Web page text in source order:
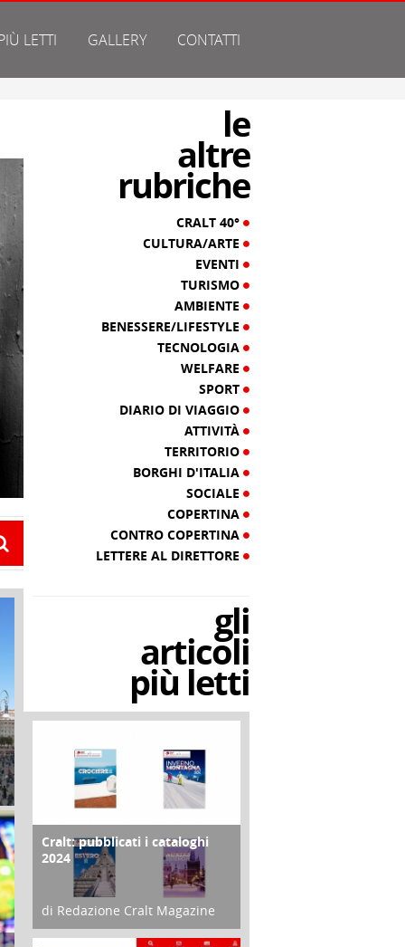
LETTI GALLERY CONTATTI
le
altre
rubriche
CRALT 40°
CULTURA/ARTE
EVENTI
TURISMO
AMBIENTE
BENESSERE/LIFESTYLE
TECNOLOGIA
WELFARE
SPORT
DIARIO DI VIAGGIO
ATTIVITÀ
TERRITORIO
BORGHI D'ITALIA
SOCIALE
COPERTINA
CONTRO COPERTINA
LETTERE AL DIRETTORE
gli
articoli
più letti
COPERTINA
Cralt: pubblicati i cataloghi
2024
di Redazione Cralt Magazine
21 Novembre 2023